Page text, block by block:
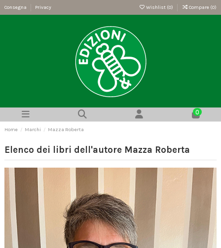
Consegna Privacy Wishlist (0) Compare (0)
0
Home Marchi Mazza Roberta
Elenco dei libri dell'autore Mazza Roberta